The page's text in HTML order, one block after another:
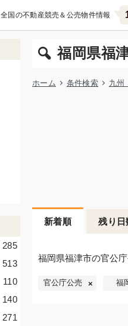
全国の不動産競売＆公売物件情報
福岡県福
ホーム 条件検索 九州
新着順 残り日
福岡県福津市の官公
官公庁公売 福
285
513
110
140
271